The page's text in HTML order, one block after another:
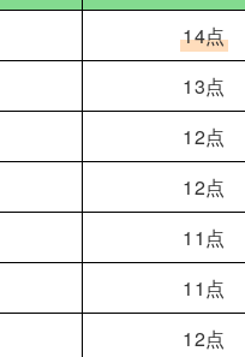
14点
13点
12点
12点
11点
11点
12点